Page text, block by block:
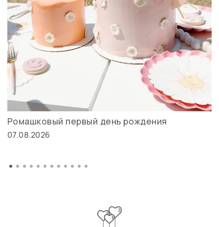
Ромашковый первый день рождения
07.08.2026